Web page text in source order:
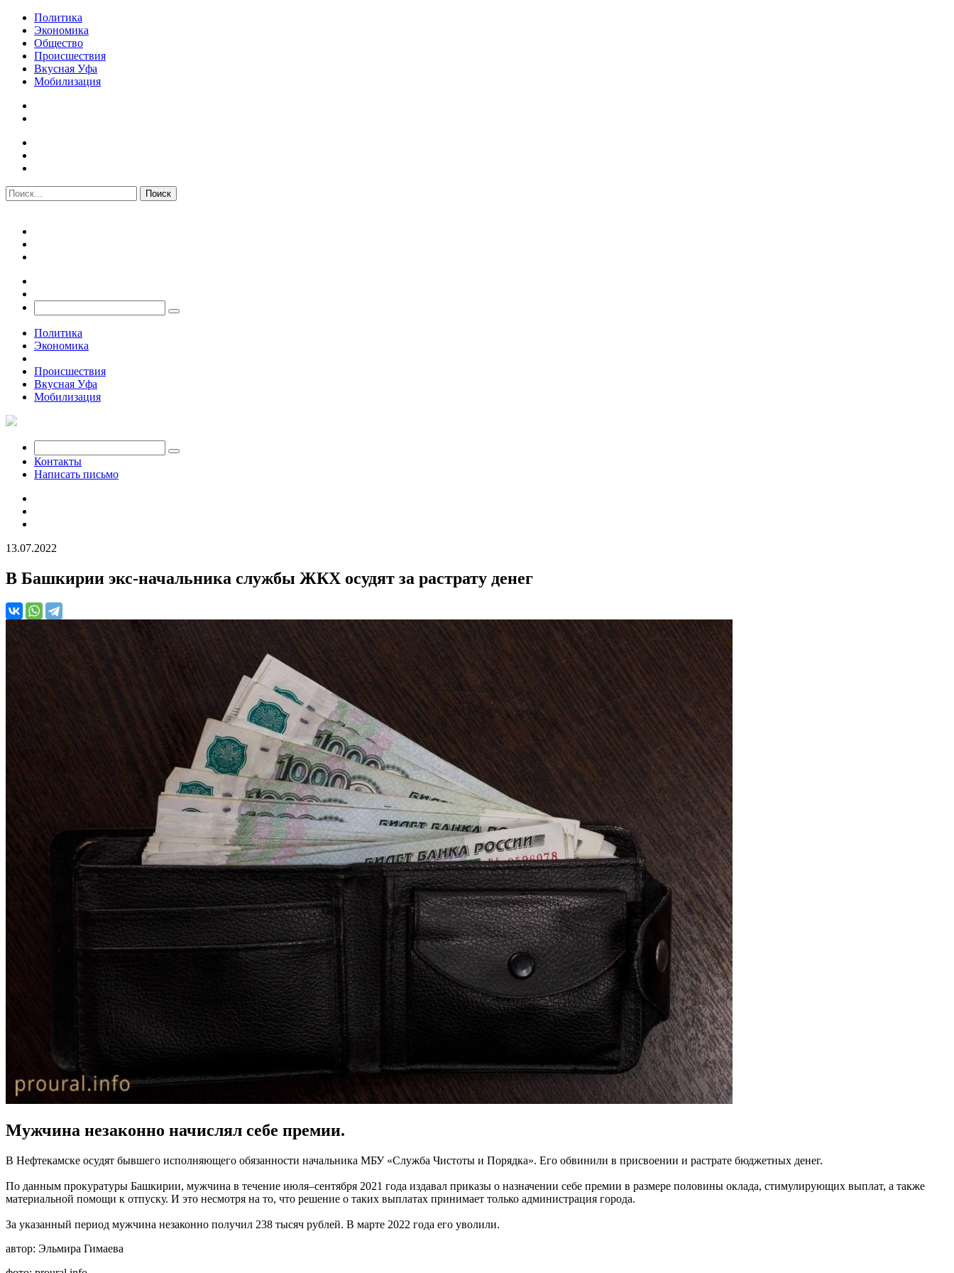
Политика
Экономика
Общество
Происшествия
Вкусная Уфа
Мобилизация
Политика
Экономика
Происшествия
Вкусная Уфа
Мобилизация
Контакты
Написать письмо
13.07.2022
В Башкирии экс-начальника службы ЖКХ осудят за растрату денег
Мужчина незаконно начислял себе премии.
В Нефтекамске осудят бывшего исполняющего обязанности начальника МБУ «Служба Чистоты и Порядка». Его обвинили в присвоении и растрате бюджетных денег.
По данным прокуратуры Башкирии, мужчина в течение июля–сентября 2021 года издавал приказы о назначении себе премии в размере половины оклада, стимулирующих выплат, а также
материальной помощи к отпуску. И это несмотря на то, что решение о таких выплатах принимает только администрация города.
За указанный период мужчина незаконно получил 238 тысяч рублей. В марте 2022 года его уволили.
автор: Эльмира Гимаева